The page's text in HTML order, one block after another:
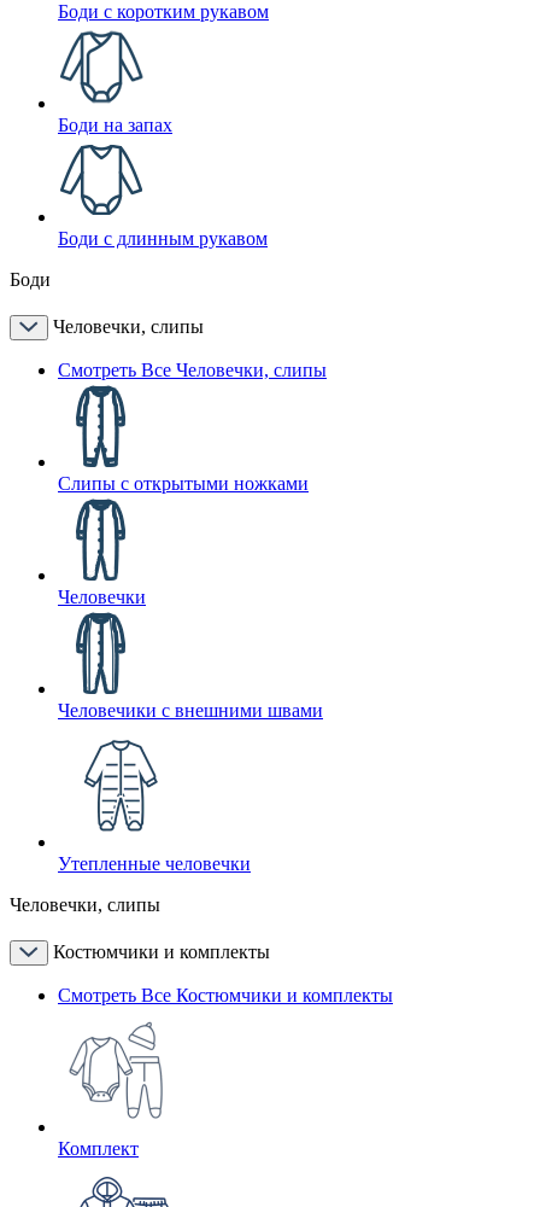
Боди с коротким рукавом
Боди на запах
Боди с длинным рукавом
Боди
Человечки, слипы
Смотреть Все Человечки, слипы
Слипы с открытыми ножками
Человечки
Человечики с внешними швами
Утепленные человечки
Человечки, слипы
Костюмчики и комплекты
Смотреть Все Костюмчики и комплекты
Комплект